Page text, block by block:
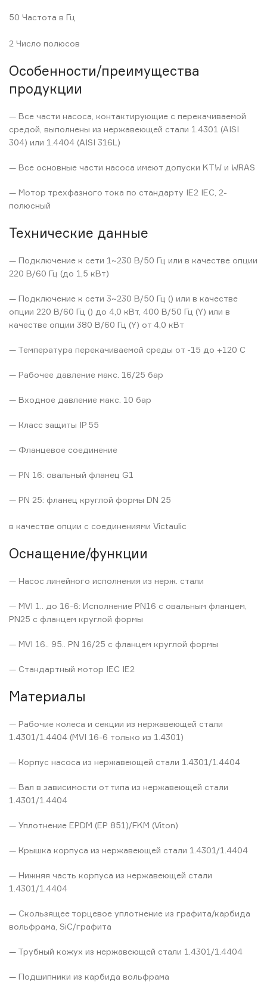
50 Частота в Гц
2 Число полюсов
Особенности/преимущества
продукции
— Все части насоса, контактирующие с перекачиваемой
средой, выполнены из нержавеющей стали 1.4301 (AISI
304) или 1.4404 (AISI 316L)
— Все основные части насоса имеют допуски KTW и WRAS
— Мотор трехфазного тока по стандарту IE2 IEC, 2-
полюсный
Технические данные
— Подключение к сети 1~230 В/50 Гц или в качестве опции
220 В/60 Гц (до 1,5 кВт)
— Подключение к сети 3~230 В/50 Гц () или в качестве
опции 220 В/60 Гц () до 4,0 кВт, 400 В/50 Гц (Y) или в
качестве опции 380 В/60 Гц (Y) от 4,0 кВт
— Температура перекачиваемой среды от -15 до +120 C
— Рабочее давление макс. 16/25 бар
— Входное давление макс. 10 бар
— Класс защиты IP 55
— Фланцевое соединение
— PN 16: овальный фланец G1
— PN 25: фланец круглой формы DN 25
в качестве опции с соединениями Victaulic
Оснащение/функции
— Насос линейного исполнения из нерж. стали
— MVI 1.. до 16-6: Исполнение PN16 с овальным фланцем,
PN25 с фланцем круглой формы
— MVI 16.. 95.. PN 16/25 с фланцем круглой формы
— Стандартный мотор IEC IE2
Материалы
— Рабочие колеса и секции из нержавеющей стали
1.4301/1.4404 (MVI 16-6 только из 1.4301)
— Корпус насоса из нержавеющей стали 1.4301/1.4404
— Вал в зависимости от типа из нержавеющей стали
1.4301/1.4404
— Уплотнение EPDM (EP 851)/FKM (Viton)
— Крышка корпуса из нержавеющей стали 1.4301/1.4404
— Нижняя часть корпуса из нержавеющей стали
1.4301/1.4404
— Скользящее торцевое уплотнение из графита/карбида
вольфрама, SiC/графита
— Трубный кожух из нержавеющей стали 1.4301/1.4404
— Подшипники из карбида вольфрама